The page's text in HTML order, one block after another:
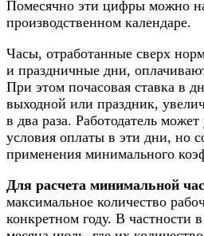
Помесячно эти цифры можно
производственном календаре.
Часы, отработанные сверх
и праздничные дни,
При этом почасовая ставка в
выходной или праздник,
в два раза. Работодатель
условия оплаты в эти дни, но
применения минимального
Для расчета минимальной
максимальное количество
конкретном году. В частности